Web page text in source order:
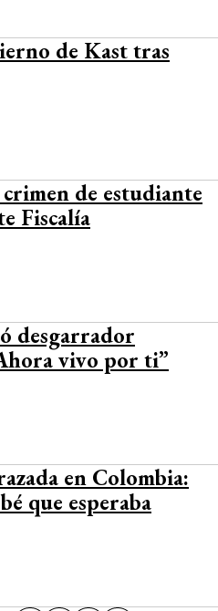
de Kast tras
de estudiante
Fiscalía
desgarrador
vivo por ti”
en Colombia:
que esperaba